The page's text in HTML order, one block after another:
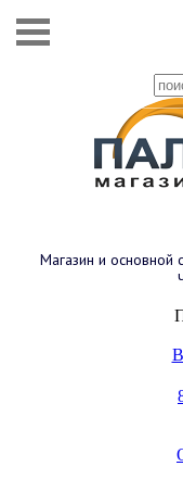
Магазин и основной